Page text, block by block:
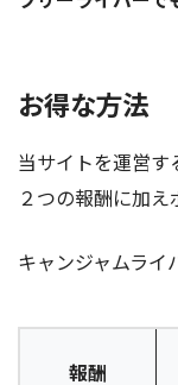
お得な方法
当サイトを運営す
２つの報酬に加え
キャンジャムライ
報酬